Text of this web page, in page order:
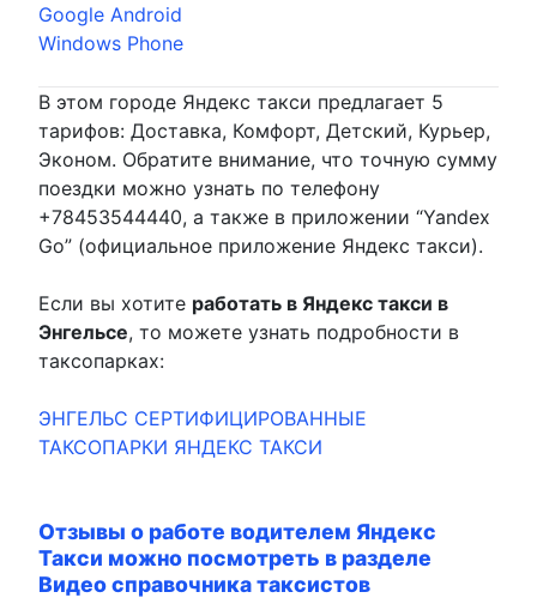
Google Android
Windows Phone
В этом городе Яндекс такси предлагает 5
тарифов: Доставка, Комфорт, Детский, Курьер,
Эконом. Обратите внимание, что точную сумму
поездки можно узнать по телефону
+78453544440, а также в приложении “Yandex
Go” (официальное приложение Яндекс такси).
Если вы хотите работать в Яндекс такси в
Энгельсе, то можете узнать подробности в
таксопарках:
ЭНГЕЛЬС СЕРТИФИЦИРОВАННЫЕ
ТАКСОПАРКИ ЯНДЕКС ТАКСИ
Отзывы о работе водителем Яндекс
Такси можно посмотреть в разделе
Видео справочника таксистов